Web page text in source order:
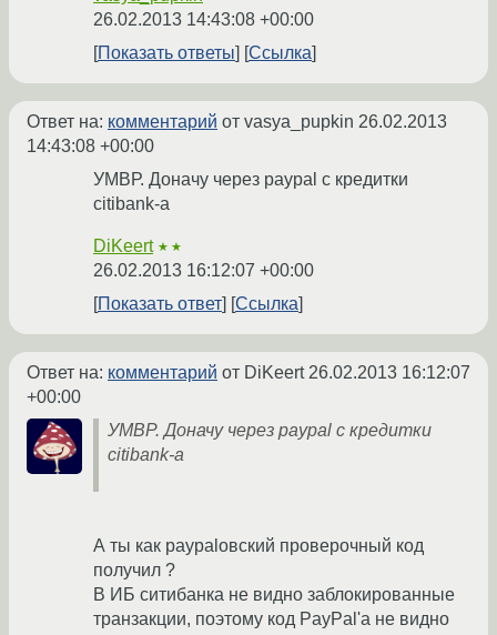
26.02.2013 14:43:08 +00:00
Показать ответы
Ссылка
Ответ на: комментарий от vasya_pupkin 26.02.2013
14:43:08 +00:00
УМВР. Доначу через paypal с кредитки
citibank-а
DiKeert ★★
26.02.2013 16:12:07 +00:00
Показать ответ
Ссылка
Ответ на: комментарий от DiKeert 26.02.2013 16:12:07
+00:00
УМВР. Доначу через paypal с кредитки
citibank-а
А ты как paypalовский проверочный код
получил ?
В ИБ ситибанка не видно заблокированные
транзакции, поэтому код PayPal'a не видно